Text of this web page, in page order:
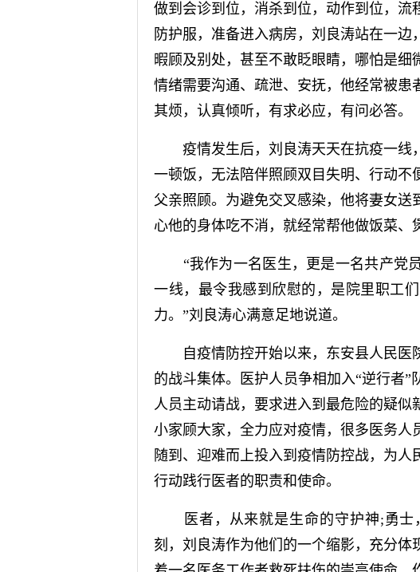
做到会诊到位，消杀到位，动作到位，
防护服，准备进入病房，刘良涛站在一
暇顾及别处，甚至不敢眨眼睛，哪怕是细
情绪需要沟通、疏泄、安抚，他经常被
其烦，认真倾听，有求必应，有问必答。
疫情发生后，刘良涛天天在抗疫一线
一顿饭，无法陪伴照顾双目失明、行动
父亲照顾。为避免交叉感染，他将妻女
心他的身体吃不消，就经常帮他做饭菜、
“我作为一名医生，更是一名共产党
一线，最令我感到欣慰的，是院里职工
力。”刘良涛心满意足地说道。
自疫情防控开始以来，东安县人民医
的战斗集体。医护人员争相加入“逆行者
人员主动请战，要求进入到最危险的疑
小家顾大家，全力应对疫情，很多医务人
随到、迎难而上投入到疫情防控战，为
行动践行医者的职责和使命。
医者，从来就是生命的守护神;勇士
刻，刘良涛作为他们的一个缩影，充分